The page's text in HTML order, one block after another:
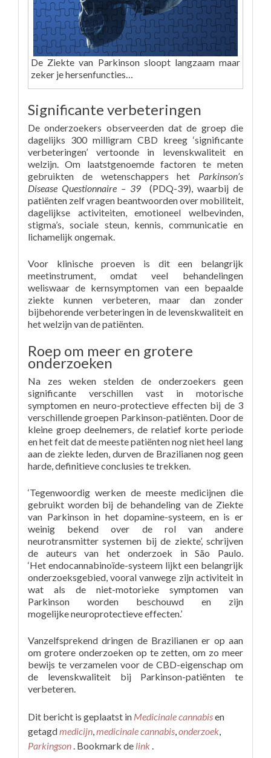
De Ziekte van Parkinson sloopt langzaam maar
zeker je hersenfuncties…
Significante verbeteringen
De onderzoekers observeerden dat de groep die
dagelijks 300 milligram CBD kreeg ‘significante
verbeteringen’ vertoonde in levenskwaliteit en
welzijn. Om laatstgenoemde factoren te meten
gebruikten de wetenschappers het Parkinson’s
Disease Questionnaire – 39 (PDQ-39), waarbij de
patiënten zelf vragen beantwoorden over mobiliteit,
dagelijkse activiteiten, emotioneel welbevinden,
stigma’s, sociale steun, kennis, communicatie en
lichamelijk ongemak.
Voor klinische proeven is dit een belangrijk
meetinstrument, omdat veel behandelingen
weliswaar de kernsymptomen van een bepaalde
ziekte kunnen verbeteren, maar dan zonder
bijbehorende verbeteringen in de levenskwaliteit en
het welzijn van de patiënten.
Roep om meer en grotere
onderzoeken
Na zes weken stelden de onderzoekers geen
significante verschillen vast in motorische
symptomen en neuro-protectieve effecten bij de 3
verschillende groepen Parkinson-patiënten. Door de
kleine groep deelnemers, de relatief korte periode
en het feit dat de meeste patiënten nog niet heel lang
aan de ziekte leden, durven de Brazilianen nog geen
harde, definitieve conclusies te trekken.
‘Tegenwoordig werken de meeste medicijnen die
gebruikt worden bij de behandeling van de Ziekte
van Parkinson in het dopamine-systeem, en is er
weinig bekend over de rol van andere
neurotransmitter systemen bij de ziekte’, schrijven
de auteurs van het onderzoek in São Paulo.
‘Het endocannabinoïde-systeem lijkt een belangrijk
onderzoeksgebied, vooral vanwege zijn activiteit in
wat als de niet-motorieke symptomen van
Parkinson worden beschouwd en zijn
mogelijke neuroprotectieve effecten.’
Vanzelfsprekend dringen de Brazilianen er op aan
om grotere onderzoeken op te zetten, om zo meer
bewijs te verzamelen voor de CBD-eigenschap om
de levenskwaliteit bij Parkinson-patiënten te
verbeteren.
Dit bericht is geplaatst in Medicinale cannabisen
getagdmedicijn,medicinale cannabis,onderzoek,
Parkingson . Bookmark de link .